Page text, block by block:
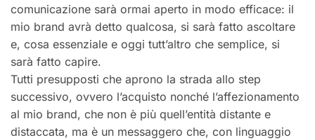
comunicazione sarà ormai aperto in modo efficace: il
mio brand avrà detto qualcosa, si sarà fatto ascoltare
e, cosa essenziale e oggi tutt’altro che semplice, si
sarà fatto capire.
Tutti presupposti che aprono la strada allo step
successivo, ovvero l’acquisto nonché l’affezionamento
al mio brand, che non è più quell’entità distante e
distaccata, ma è un messaggero che, con linguaggio